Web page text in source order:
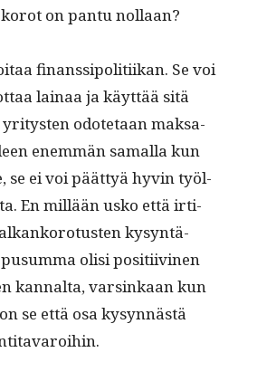
on pan­tu nollaan?
finanssipoli­ti­ikan. Se voi
lainaa ja käyt­tää sitä
yri­tys­ten odote­taan mak­sa­
enem­män samal­la kun
se ei voi päät­tyä hyvin työl­
En mil­lään usko että irti­
kysyn­tä­
olisi posi­ti­ivi­nen
kannal­ta, varsinkaan kun
se että osa kysyn­nästä